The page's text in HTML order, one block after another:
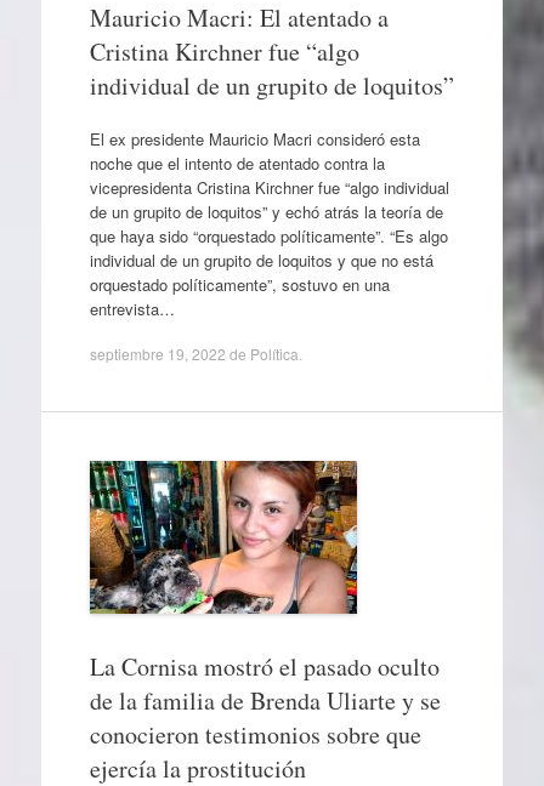
Mauricio Macri: El atentado a
Cristina Kirchner fue “algo
individual de un grupito de loquitos”
El ex presidente Mauricio Macri consideró esta
noche que el intento de atentado contra la
vicepresidenta Cristina Kirchner fue “algo individual
de un grupito de loquitos” y echó atrás la teoría de
que haya sido “orquestado políticamente”. “Es algo
individual de un grupito de loquitos y que no está
orquestado políticamente”, sostuvo en una
entrevista…
septiembre 19, 2022 de Política
La Cornisa mostró el pasado oculto
de la familia de Brenda Uliarte y se
conocieron testimonios sobre que
ejercía la prostitución